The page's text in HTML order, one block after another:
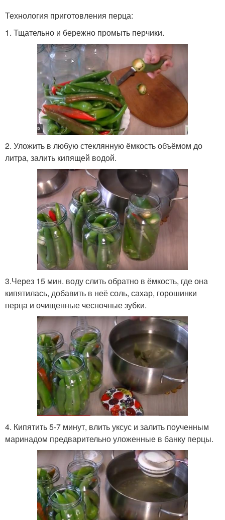
Технология приготовления перца:
1. Тщательно и бережно промыть перчики.
2. Уложить в любую стеклянную ёмкость объёмом до
литра, залить кипящей водой.
3.Через 15 мин. воду слить обратно в ёмкость, где она
кипятилась, добавить в неё соль, сахар, горошинки
перца и очищенные чесночные зубки.
4. Кипятить 5-7 минут, влить уксус и залить поученным
маринадом предварительно уложенные в банку перцы.